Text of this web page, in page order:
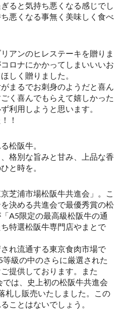
ると気持ち悪くなる感じでし
悪くなる事無く美味しく食べ
アンのヒレステーキを贈りま
ロナにかかってしまいいいお
しく贈りました。
まるでお刺身のようだと喜ん
く喜んでもらえて嬉しかった
利用しようと思います。
！
松阪牛。
格別な旨みと甘み、上品な香
と時を。
芝浦市場松阪牛共進会」。こ
決める共進会で最優秀賞の松
A5限定の最高級松阪牛の通
特選松阪牛専門店やまとで
れ流通する東京食肉市場で
等級の中のさらに厳選された
提供しております。また
は、史上初の松阪牛共進会
札し販売いたしました。この
ことはないでしょう。